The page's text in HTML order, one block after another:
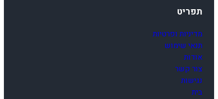
תפריט
מדיניות ופרטיות
תנאי שימוש
אודות
צור קשר
נגישות
בית